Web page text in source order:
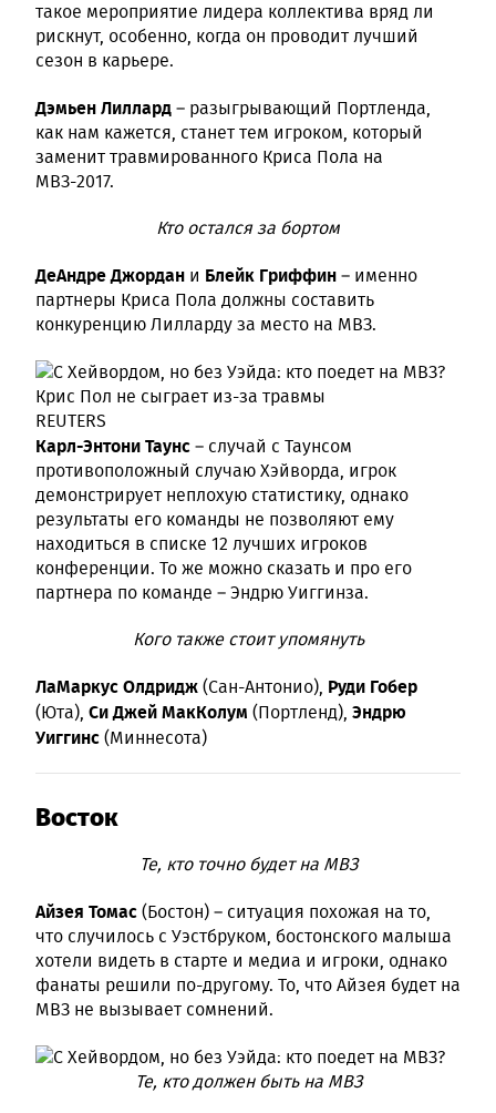
такое мероприятие лидера коллектива вряд ли
рискнут, особенно, когда он проводит лучший
сезон в карьере.
Дэмьен Лиллард– разыгрывающий Портленда,
как нам кажется, станет тем игроком, который
заменит травмированного Криса Пола на
МВЗ-2017.
Кто остался за бортом
ДеАндре Джордан и Блейк Гриффин– именно
партнеры Криса Пола должны составить
конкуренцию Лилларду за место на МВЗ.
Крис Пол не сыграет из-за травмы
REUTERS
Карл-Энтони Таунс– случай с Таунсом
противоположный случаю Хэйворда, игрок
демонстрирует неплохую статистику, однако
результаты его команды не позволяют ему
находиться в списке 12 лучших игроков
конференции. То же можно сказать и про его
партнера по команде – Эндрю Уиггинза.
Кого также стоит упомянуть
ЛаМаркус Олдридж(Сан-Антонио), Руди Гобер
(Юта), Си Джей МакКолум (Портленд), Эндрю
Уиггинс(Миннесота)
Восток
Те, кто точно будет на МВЗ
Айзея Томас(Бостон) – ситуация похожая на то,
что случилось с Уэстбруком, бостонского малыша
хотели видеть в старте и медиа и игроки, однако
фанаты решили по-другому. То, что Айзея будет на
МВЗ не вызывает сомнений.
Те, кто должен быть на МВЗ